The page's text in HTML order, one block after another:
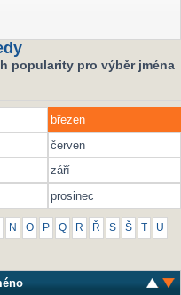
popularity pro výběr jména
březen
červen
září
prosinec
N O P Q R Ř S Š U